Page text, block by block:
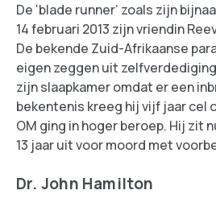
De ‘blade runner’ zoals zijn
14 februari 2013 zijn vriendin
De bekende Zuid-Afrikaanse
eigen zeggen uit
zijn slaapkamer omdat er een
bekentenis kreeg hij vijf jaar cel
OM ging in hoger beroep. Hij zit
13 jaar uit voor moord met
Dr. John Hamilton